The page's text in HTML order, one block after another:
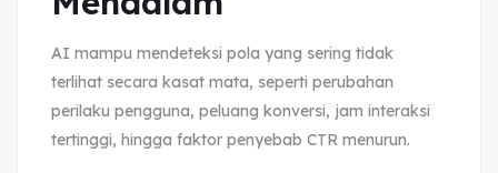
AI mampu mendeteksi pola yang sering tidak
terlihat secara kasat mata, seperti perubahan
perilaku pengguna, peluang konversi, jam interaksi
tertinggi, hingga faktor penyebab CTR menurun.